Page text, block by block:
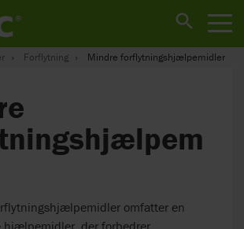
Forflytning Mindre forflytningshjælpemidler
omfatter en